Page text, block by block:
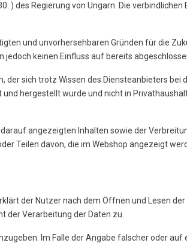
) des Regierung von Ungarn. Die
und unvorhersehbaren Gründen für die
keinen Einfluss auf bereits
sich trotz Wissen des Diensteanbieters bei
hergestellt wurde und nicht in
angezeigten Inhalten sowie der
Teilen davon, die im Webshop angezeigt
der Nutzer nach dem Öffnen und Lesen
Verarbeitung der Daten zu.
Im Falle der Angabe falscher oder